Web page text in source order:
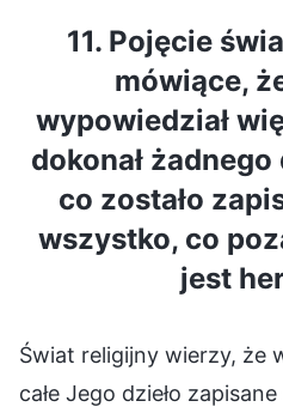
11. Pojęcie
mówiące,
wypowiedział
dokonał
co zostało
wszystko, co
jest
Świat religijny wierzy, że
całe Jego dzieło